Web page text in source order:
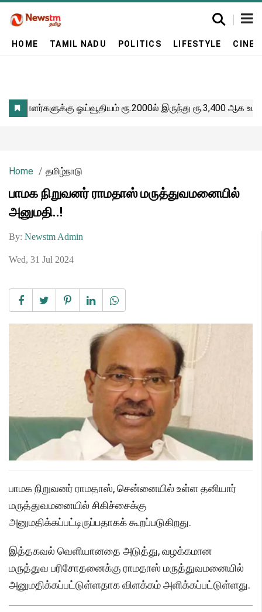
HOME TAMIL NADU POLITICS LIFESTYLE
Home தமிழ்நாடு
பாமக நிறுவனர் ராமதாஸ் மருத்துவமனையில்
அனுமதி..!
By: Newstm Admin
Wed, 31 Jul 2024
பாமக நிறுவனர் ராமதாஸ், சென்னையில் உள்ள தனியார்
மருத்துவமனையில் சிகிச்சைக்கு
அனுமதிக்கப்பட்டிருப்பதாகக் கூறப்படுகிறது.
இத்தகவல் வெளியானதை அடுத்து, வழக்கமான
மருத்துவ பரிசோதனைக்கு ராமதாஸ் மருத்துவமனையில்
அனுமதிக்கப்பட்டுள்ளதாக விளக்கம் அளிக்கப்பட்டுள்ளது.